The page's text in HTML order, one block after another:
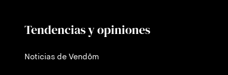
Tendencias y opiniones
Noticias de Vendôm